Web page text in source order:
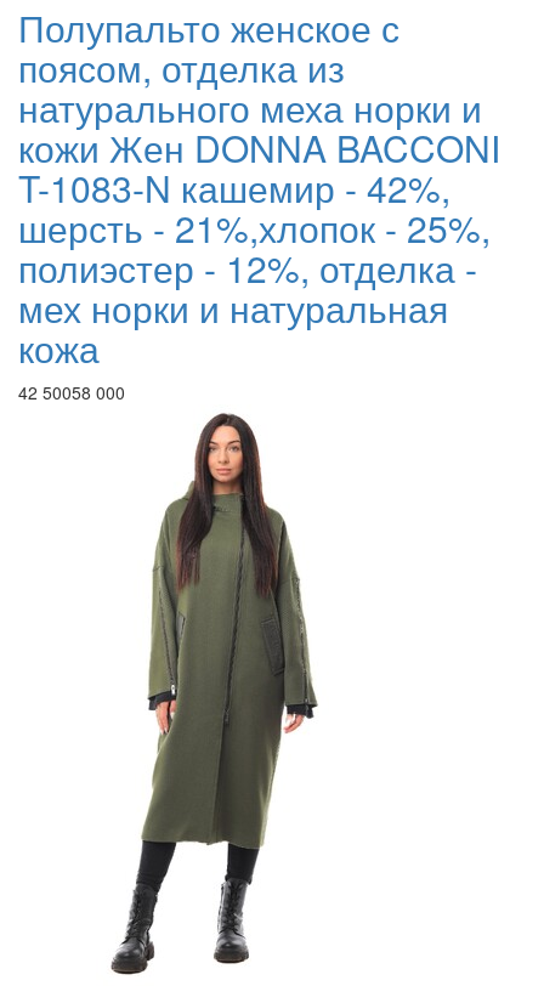
Полупальто женское с
поясом, отделка из
натурального меха норки и
кожи Жен DONNA BACCONI
T-1083-N кашемир - 42%,
шерсть - 21%,хлопок - 25%,
полиэстер - 12%, отделка -
мех норки и натуральная
кожа
42 50058 000